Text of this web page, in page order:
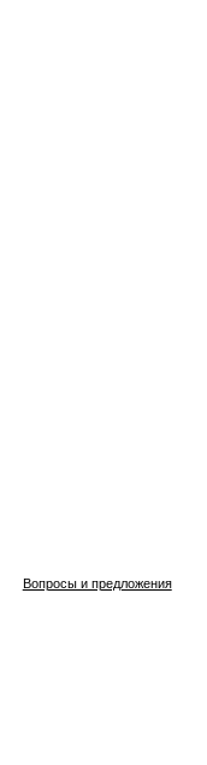
Вопросы и предложения